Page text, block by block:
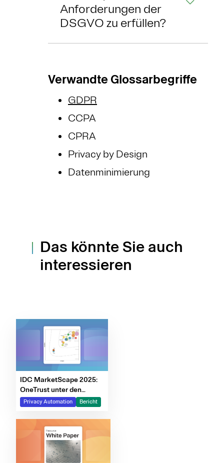
Anforderungen der
DSGVO zu erfüllen?
Verwandte Glossarbegriffe
GDPR
CCPA
CPRA
Privacy by Design
Datenminimierung
Das könnte Sie auch
interessieren
IDC MarketScape 2025:
OneTrust unter den
Spitzenanbietern von
Datenschutz-Compliance-
Software
Privacy Automation Bericht